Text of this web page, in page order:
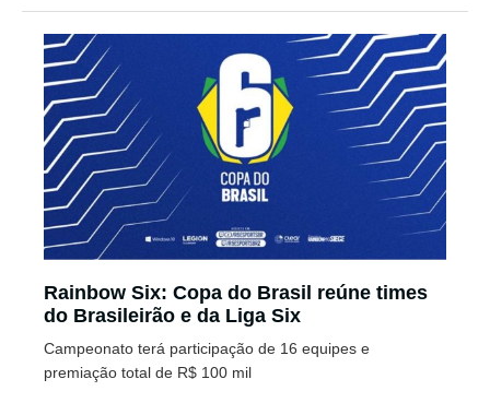
Rainbow Six: Copa do Brasil reúne times
do Brasileirão e da Liga Six
Campeonato terá participação de 16 equipes e
premiação total de R$ 100 mil